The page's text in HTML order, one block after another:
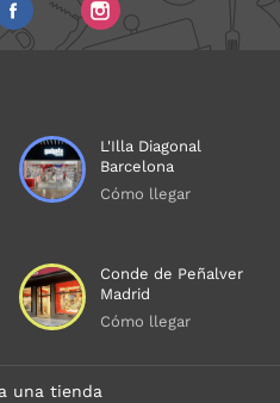
L'Illa Diagonal
Barcelona
Cómo llegar
Conde de Peñalver
Madrid
Cómo llegar
una tienda